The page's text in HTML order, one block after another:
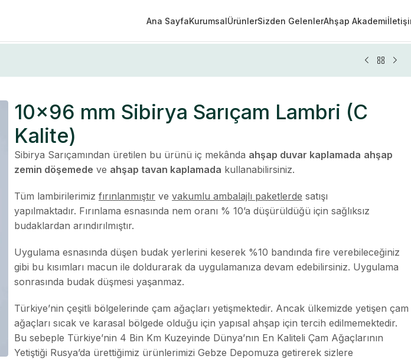
Ana SayfaKurumsalÜrünlerSizden GelenlerAhşap Akademi
10×96 mm Sibirya Sarıçam Lambri (C
Kalite)
Sibirya Sarıçamından üretilen bu ürünü iç mekânda ahşap duvar kaplamada ahşap
zemin döşemede ve ahşap tavan kaplamada kullanabilirsiniz.
Tüm lambirilerimiz fırınlanmıştır ve vakumlu ambalajlı paketlerde satışı
yapılmaktadır. Fırınlama esnasında nem oranı % 10’a düşürüldüğü için sağlıksız
budaklardan arındırılmıştır.
Uygulama esnasında düşen budak yerlerini keserek %10 bandında fire verebileceğiniz
gibi bu kısımları macun ile doldurarak da uygulamanıza devam edebilirsiniz. Uygulama
sonrasında budak düşmesi yaşanmaz.
Türkiye’nin çeşitli bölgelerinde çam ağaçları yetişmektedir. Ancak ülkemizde yetişen çam
ağaçları sıcak ve karasal bölgede olduğu için yapısal ahşap için tercih edilmemektedir.
Bu sebeple Türkiye’nin 4 Bin Km Kuzeyinde Dünya’nın En Kaliteli Çam Ağaçlarının
Yetiştiği Rusya’da ürettiğimiz ürünlerimizi Gebze Depomuza getirerek sizlere